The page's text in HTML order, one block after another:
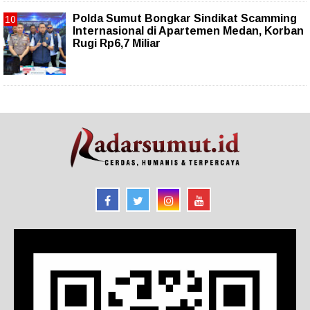
Polda Sumut Bongkar Sindikat Scamming
Internasional di Apartemen Medan, Korban
Rugi Rp6,7 Miliar